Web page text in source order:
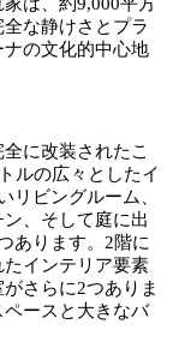
な静けさとプラ
の文化的中心地
に改装されたこ
ルの広々としたイ
リビングルーム、
、そして庭に出
あります。2階に
インテリア要素
さらに2つありま
ースと大きなバ